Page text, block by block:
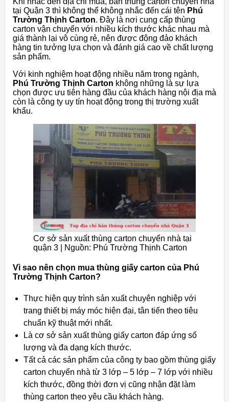
tại Quận 3 thì không thể không nhắc đến cái tên Phú
Trường Thịnh Carton. Đây là nơi cung cấp thùng
carton vận chuyển với nhiều kích thước khác nhau mà
giá thành lại vô cùng rẻ, nên được đông đảo khách
hàng tin tưởng lựa chọn và đánh giá cao về chất lượng
sản phẩm.
Với kinh nghiệm hoạt động nhiều năm trong ngành,
Phú Trường Thịnh Carton không những là sự lựa
chọn được ưu tiên hàng đầu của khách hàng nội địa mà
còn là công ty uy tín hoạt động trong thị trường xuất
khẩu.
Cơ sở sản xuất thùng carton chuyển nhà tại
quận 3 | Nguồn: Phú Trường Thịnh Carton
Vì sao nên chọn mua thùng giấy carton của Phú
Trường Thịnh Carton?
Thực hiện quy trình sản xuất chuyên nghiệp với
trang thiết bị máy móc hiện đại, tân tiến theo tiêu
chuẩn kỹ thuật mới nhất.
Là cơ sở sản xuất thùng giấy carton đáp ứng số
lượng và đa dạng kích thước.
Tất cả các sản phẩm của công ty bao gồm thùng giấy
carton chuyển nhà từ 3 lớp – 5 lớp – 7 lớp với nhiều
kích thước, đồng thời đơn vị cũng nhận đặt làm
thùng carton theo yêu cầu khách hàng.